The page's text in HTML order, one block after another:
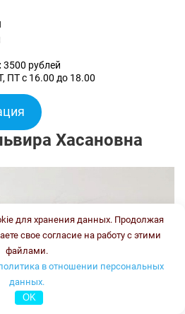
3500 рублей
ПТ с 16.00 до 18.00
Хасановна
для хранения данных. Продолжая
свое согласие на работу с этими
файлами.
в отношении персональных
данных.
OK